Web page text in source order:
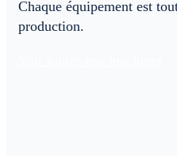
Chaque équipement est
production.